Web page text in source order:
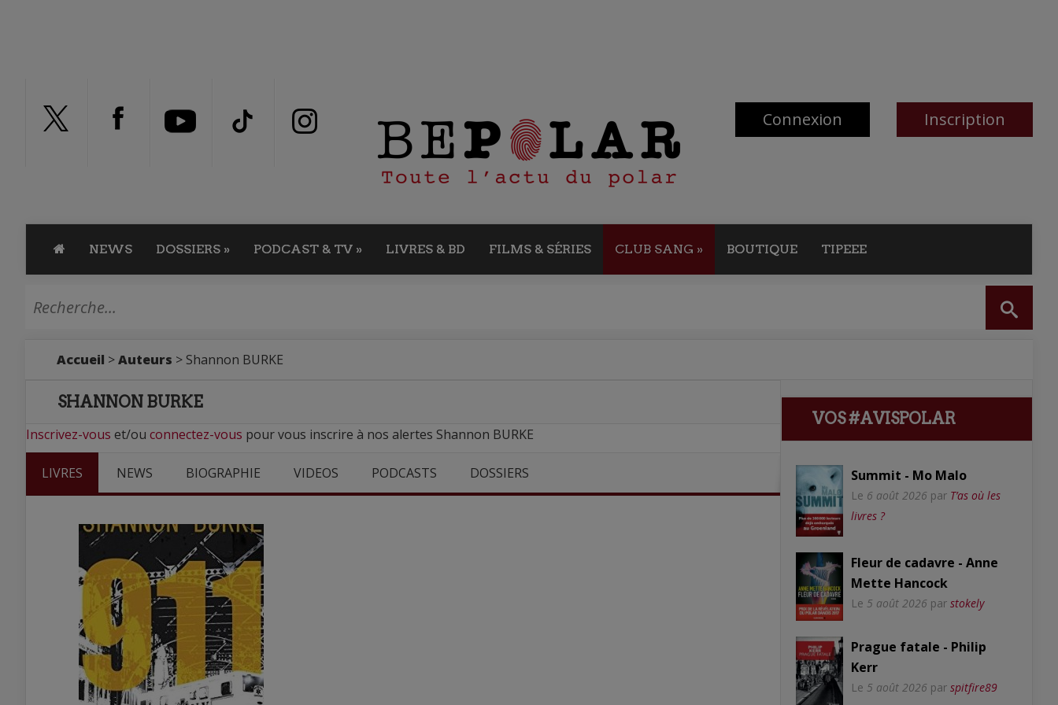
Connexion Inscription
NEWS DOSSIERS » PODCAST & TV » LIVRES & BD FILMS & SÉRIES CLUB SANG » BOUTIQUE TIPEEE
Accueil >Auteurs > Shannon BURKE
SHANNON BURKE
Inscrivez-vous et/ou connectez-vous pour vous inscrire à nos alertes Shannon BURKE
LIVRES NEWS BIOGRAPHIE VIDEOS PODCASTS DOSSIERS
VOS #AVISPOLAR
Summit - Mo Malo
Le 6 août 2026 par T’as où les
livres ?
Fleur de cadavre - Anne
Mette Hancock
Le 5 août 2026 par stokely
Prague fatale - Philip
Kerr
Le 5 août 2026 par spitfire89